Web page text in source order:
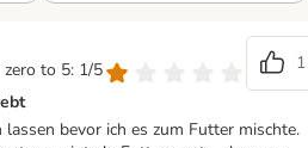
to 5: 1/5
1
lassen bevor ich es zum Futter mischte.